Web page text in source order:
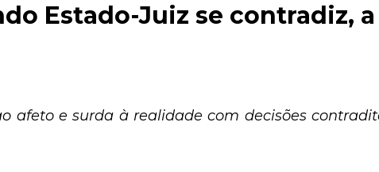
Estado-Juiz se contradiz,
afeto e surda à realidade com decisões